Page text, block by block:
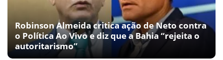
Robinson Almeida critica ação de Neto contra
o Política Ao Vivo e diz que a Bahia “rejeita o
autoritarismo”